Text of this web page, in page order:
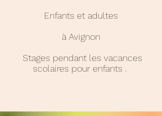
Enfants et adultes
à Avignon
Stages pendant les vacances
scolaires pour enfants .